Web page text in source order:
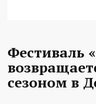
Фестиваль
сезоном в